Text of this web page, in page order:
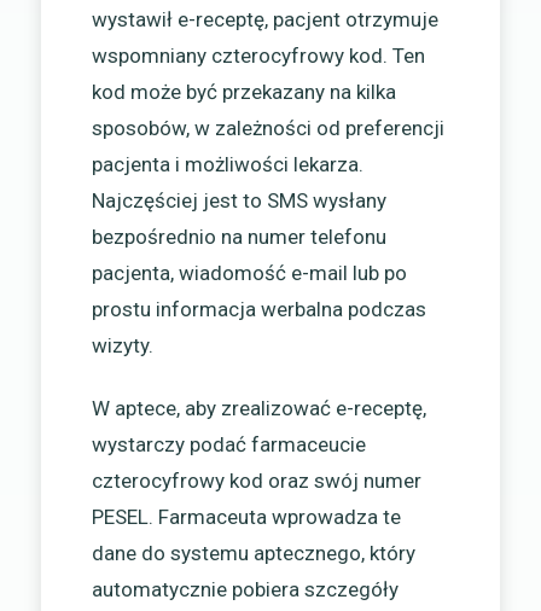
wystawił e-receptę, pacjent otrzymuje
wspomniany czterocyfrowy kod. Ten
kod może być przekazany na kilka
sposobów, w zależności od preferencji
pacjenta i możliwości lekarza.
Najczęściej jest to SMS wysłany
bezpośrednio na numer telefonu
pacjenta, wiadomość e-mail lub po
prostu informacja werbalna podczas
wizyty.
W aptece, aby zrealizować e-receptę,
wystarczy podać farmaceucie
czterocyfrowy kod oraz swój numer
PESEL. Farmaceuta wprowadza te
dane do systemu aptecznego, który
automatycznie pobiera szczegóły